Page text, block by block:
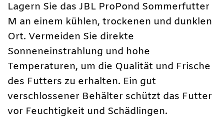
Lagern Sie das JBL ProPond Sommerfutter
M an einem kühlen, trockenen und dunklen
Ort. Vermeiden Sie direkte
Sonneneinstrahlung und hohe
Temperaturen, um die Qualität und Frische
des Futters zu erhalten. Ein gut
verschlossener Behälter schützt das Futter
vor Feuchtigkeit und Schädlingen.